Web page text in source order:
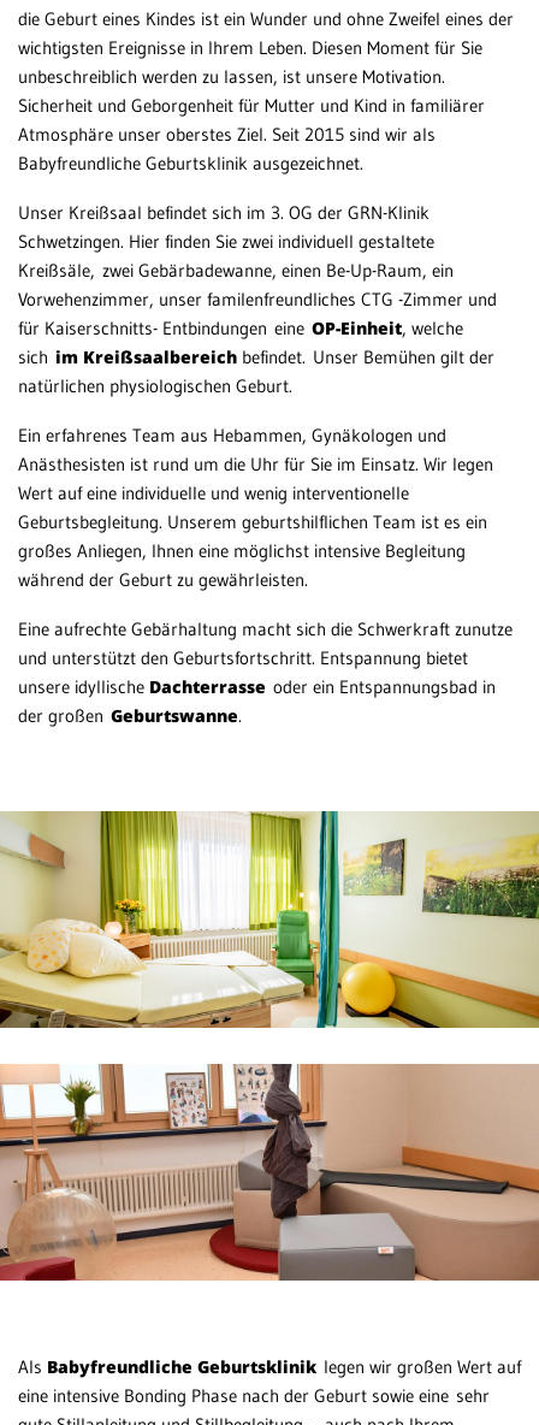
STANDORTE
Eberbach
Schwetzingen
Sinsheim
die Geburt eines Kindes ist ein Wunder und ohne Zweifel eines der
wichtigsten Ereignisse in Ihrem Leben. Diesen Moment für Sie
unbeschreiblich werden zu lassen, ist unsere Motivation.
Sicherheit und Geborgenheit für Mutter und Kind in familiärer
Atmosphäre unser oberstes Ziel. Seit 2015 sind wir als
Babyfreundliche Geburtsklinik ausgezeichnet.
Unser Kreißsaal befindet sich im 3. OG der GRN-Klinik
Schwetzingen. Hier finden Sie zwei individuell gestaltete
Kreißsäle, zwei Gebärbadewanne, einen Be-Up-Raum, ein
Vorwehenzimmer, unser familenfreundliches CTG -Zimmer und
für Kaiserschnitts- Entbindungen eine OP-Einheit, welche
sich im Kreißsaalbereich befindet. Unser Bemühen gilt der
natürlichen physiologischen Geburt.
Ein erfahrenes Team aus Hebammen, Gynäkologen und
Anästhesisten ist rund um die Uhr für Sie im Einsatz. Wir legen
Wert auf eine individuelle und wenig interventionelle
Geburtsbegleitung. Unserem geburtshilflichen Team ist es ein
großes Anliegen, Ihnen eine möglichst intensive Begleitung
während der Geburt zu gewährleisten.
Eine aufrechte Gebärhaltung macht sich die Schwerkraft zunutze
und unterstützt den Geburtsfortschritt. Entspannung bietet
unsere idyllische Dachterrasse oder ein Entspannungsbad in
der großen Geburtswanne.
Als Babyfreundliche Geburtsklinik legen wir großen Wert auf
eine intensive Bonding Phase nach der Geburt sowie eine sehr